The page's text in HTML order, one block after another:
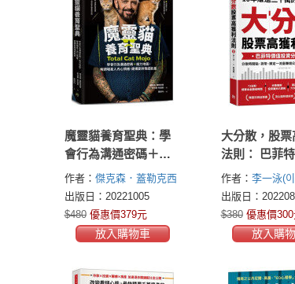
魔靈貓養育聖典：學
會行為溝通密碼＋魔
力地圖，解讀喵星人
內心情緒，建構愛與
情感能量
作者： 傑克森．蓋勒克西
(Jackson Galaxy)米克
爾．狄加度(Mikel
Delgado)
出版日：20221005
$480 優惠價379元
放入購物車
大分散，股票
法則： 巴菲
資分析解密！
間點、貨幣，
流最賺錢公司
實現財務自由
作者： 李一泳(
出版日：
$380 優惠價
放入購